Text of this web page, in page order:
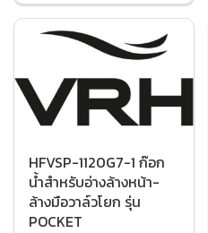
HFVSP-1120G7-1 ก๊อก
น้ำสำหรับอ่างล้างหน้า-
ล้างมือวาล์วโยก รุ่น
POCKET